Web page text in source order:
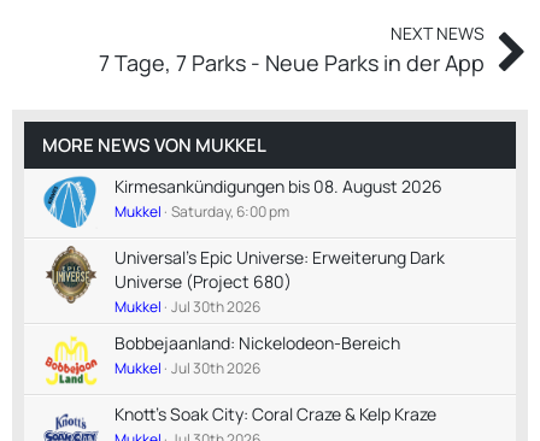
NEXT NEWS
7 Tage, 7 Parks - Neue Parks in der App
MORE NEWS VON MUKKEL
Kirmesankündigungen bis 08. August 2026
Mukkel Saturday, 6:00 pm
Universal's Epic Universe: Erweiterung Dark
Universe (Project 680)
Mukkel Jul 30th 2026
Bobbejaanland: Nickelodeon-Bereich
Mukkel Jul 30th 2026
Knott's Soak City: Coral Craze & Kelp Kraze